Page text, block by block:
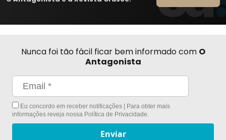
Nunca foi tão fácil ficar bem informado com O
Antagonista
Eu concordo em receber notificações | Para obter mais
informações reveja nossa Política de Privacidade.
Enviar